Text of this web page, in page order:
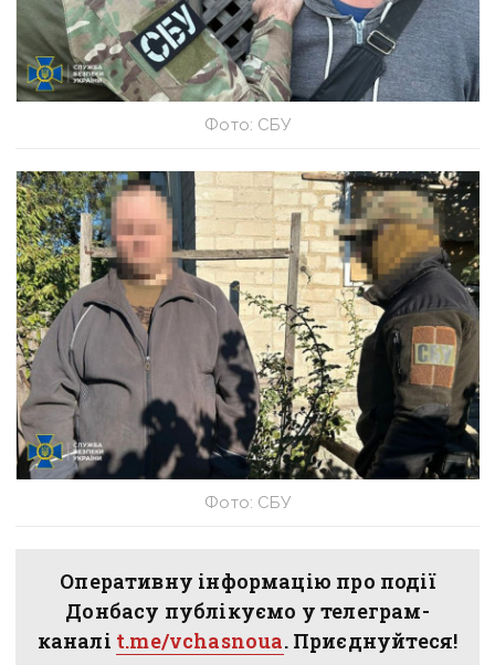
Фото: СБУ
Фото: СБУ
Оперативну інформацію про події
Донбасу публікуємо у телеграм-
каналі t.me/vchasnoua. Приєднуйтеся!